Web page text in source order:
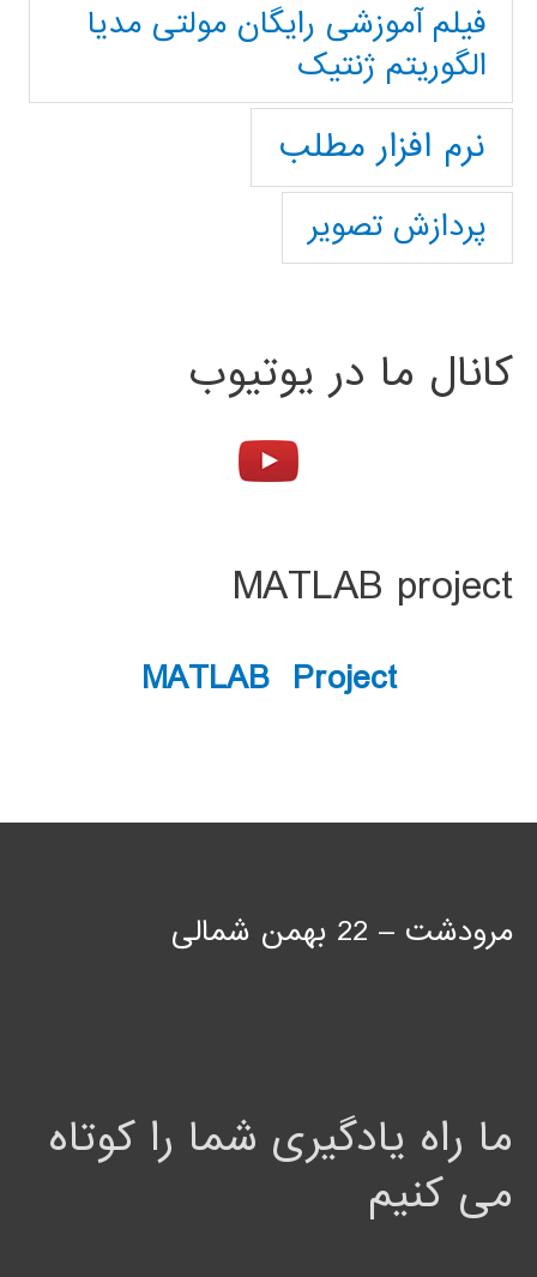
فیلم آموزشی رایگان مولتی مدیا
الگوریتم ژنتیک
نرم افزار مطلب
پردازش تصویر
کانال ما در یوتیوب
MATLAB project
MATLAB Project
مرودشت – 22 بهمن شمالی
ما راه یادگیری شما را کوتاه
می کنیم